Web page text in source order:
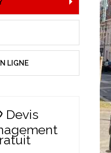
LIGNE
Devis